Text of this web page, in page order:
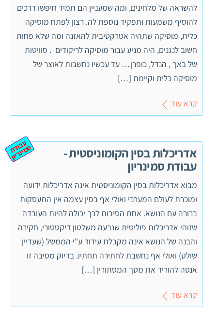
להשראה של מלחינים, ומה שמעניין הם תמיד חיפשו דרכים
להוסיף משמעות ותפקיד נוספת לה. רצון לפתח מוסיקה
כלית, מוסיקה שתהיה אטרקטיבית להאזנה ומה שלא פחות
חשוב לנגנים, היה מניע עבור מוסיקה לריקודים . סוויטות
של באך , הנדל, כופרן… עד עכשיו נחשבות לאוצר של
מוסיקה כלית וקיימת […]
קרא עוד
אדריכלות בסין הקומוניסטית -
עבודת סמינריון
ע
ב
וד
ת
ס
מ
ינ
ר
יון
מבוא אדריכלות בסין הקומוניסטית אינה אדריכלות ידועה
ומוכרת לעולם המערבי ואולי אף בסין עצמה אין התעסקות
ברורה עם הנושא. אחת הסיבות לכך יכולה להיות העובדה
שזוהי אדריכלות פוליטית שנבעה משלטון דיקטטורי, חקירה
והבנה של הנושא אינה מקבלת עידוד ע"י הממשל (שעדיין
שולט) ואולי אף נחשבת לחתירה תחתיו. בדיוק מסיבה זו
אנסה להוריד את מסך המסתורין […]
קרא עוד